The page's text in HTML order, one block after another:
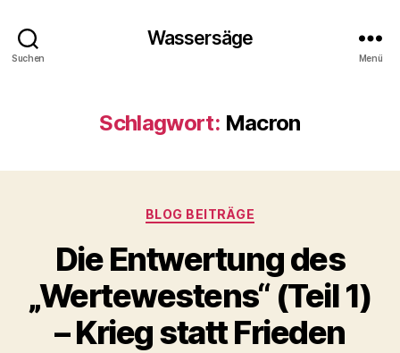
Suchen
Wassersäge
Menü
Schlagwort: Macron
Kategorien
BLOG BEITRÄGE
Die Entwertung des
„Wertewestens“ (Teil 1)
– Krieg statt Frieden